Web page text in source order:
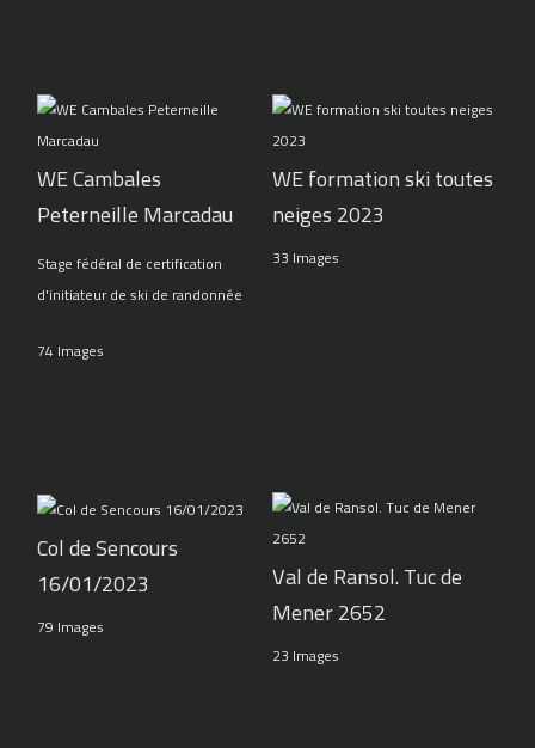
WE Cambales
Peterneille Marcadau
Stage fédéral de certification
d'initiateur de ski de randonnée
74 Images
WE formation ski toutes
neiges 2023
33 Images
Col de Sencours
16/01/2023
79 Images
Val de Ransol. Tuc de
Mener 2652
23 Images